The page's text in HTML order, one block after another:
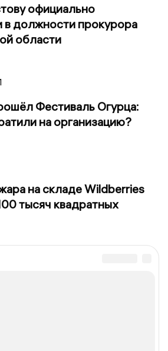
официально
в должности прокурора
области
Фестиваль Огурца:
на организацию?
на складе Wildberries
тысяч квадратных